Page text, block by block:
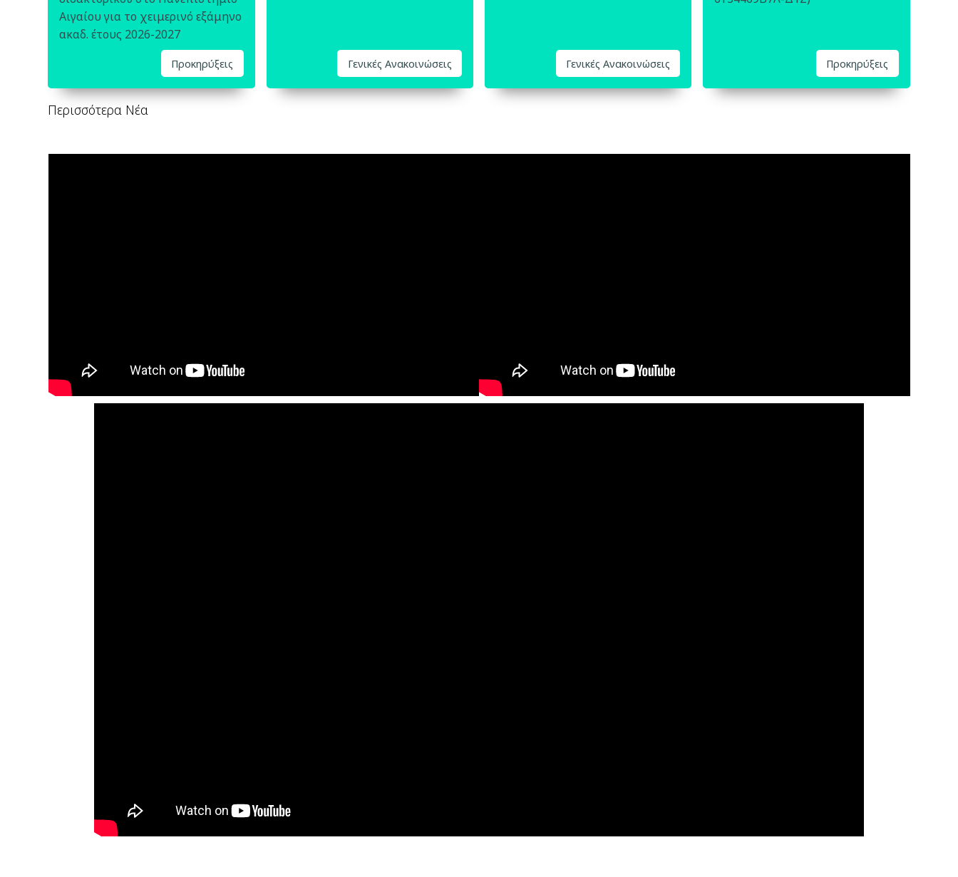
Αιγαίου για το χειμερινό εξάμηνο
ακαδ. έτους 2026-2027
Προκηρύξεις Γενικές Ανακοινώσεις Γενικές Ανακοινώσεις Προκηρύξεις
Περισσότερα Νέα